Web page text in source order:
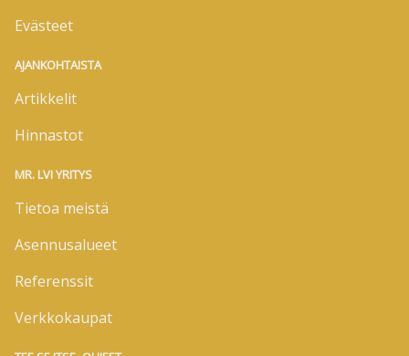
Evästeet
AJANKOHTAISTA
Artikkelit
Hinnastot
MR. LVI YRITYS
Tietoa meistä
Asennusalueet
Referenssit
Verkkokaupat